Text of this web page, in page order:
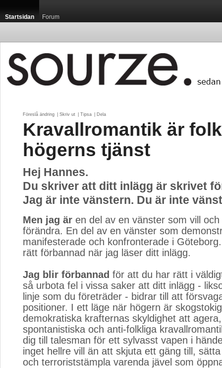
Startsidan Forum
Föreslå ändring Skriv ut Tipsa Dela
Kravallromantik är
högerns tjänst
Hej Hannes.
Du skriver att ditt inlägg är skrivet
Jag är inte vänstern. Du är inte
Men jag är en del av en vänster som vill
förändra. En del av en vänster som
manifesterade och konfronterade i
rätt förbannad när jag läser ditt inlägg.
Jag blir förbannad för att du har rätt i
så urbota fel i vissa saker att ditt inlägg -
linje som du företräder - bidrar till att
positioner. I ett läge när högern är
demokratiska krafternas skyldighet att
spontanistiska och anti-folkliga
dig till talesman för ett sylvasst vapen i
inget hellre vill än att skjuta ett gäng till,
och terroriststämpla varenda jävel som